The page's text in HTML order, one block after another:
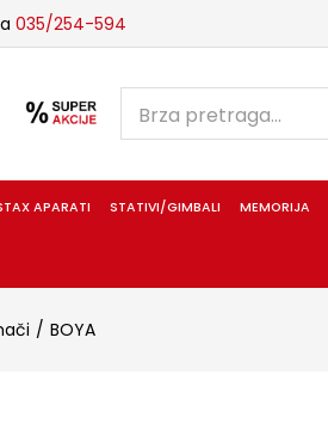
035/254-594
APARATI STATIVI/GIMBALI MEMORIJA
BOYA